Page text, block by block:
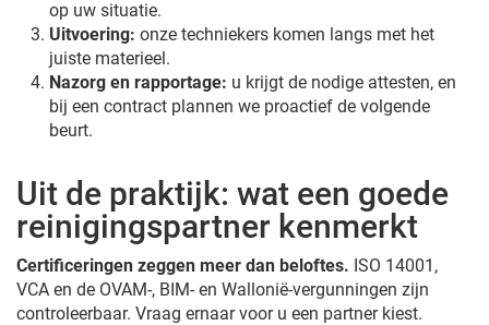
op uw situatie.
Uitvoering: onze techniekers komen langs met het
juiste materieel.
Nazorg en rapportage: u krijgt de nodige attesten, en
bij een contract plannen we proactief de volgende
beurt.
Uit de praktijk: wat een goede
reinigingspartner kenmerkt
Certificeringen zeggen meer dan beloftes. ISO 14001,
VCA en de OVAM-, BIM- en Wallonië-vergunningen zijn
controleerbaar. Vraag ernaar voor u een partner kiest.